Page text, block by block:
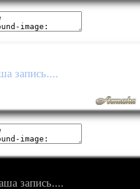
запись....
запись....